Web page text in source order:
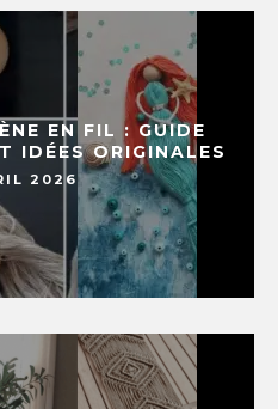
EN FIL : GUIDE
IDÉES ORIGINALES
2026